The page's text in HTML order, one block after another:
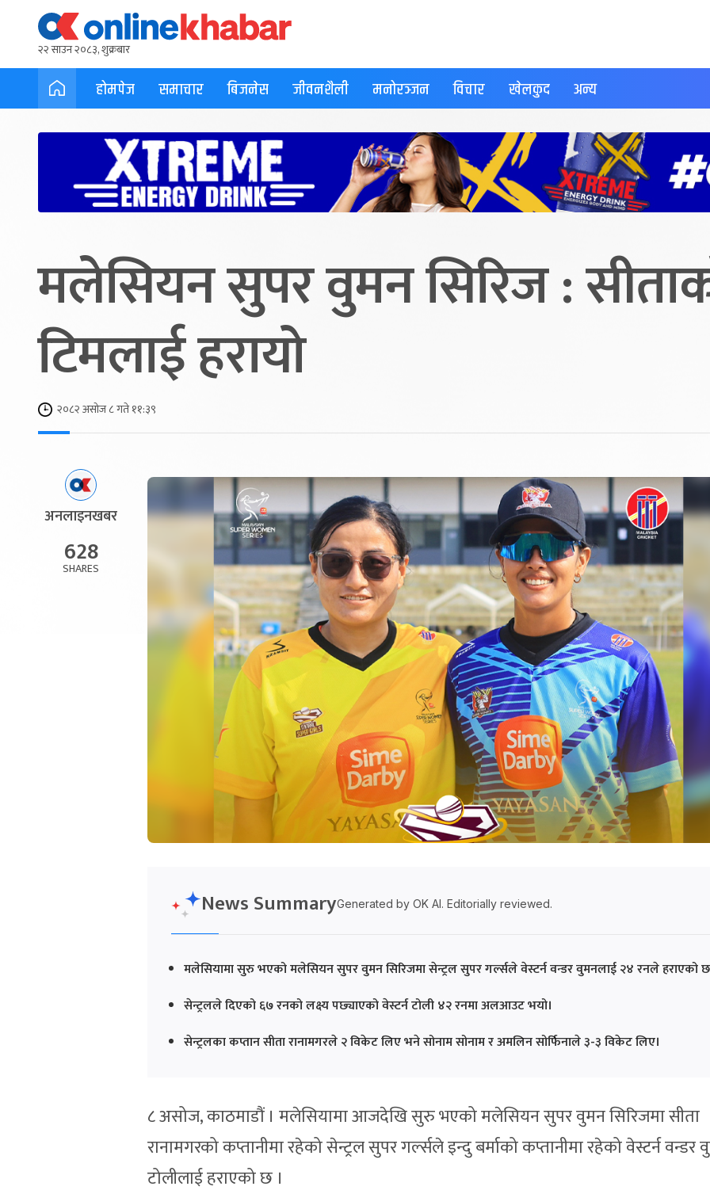
२२ साउन २०८३, शुक्रबार
होमपेज समाचार बिजनेस जीवनशैली मनोरञ्जन विचार खेलकुद अन्य
मलेसियन सुपर वुमन सिरिज :
टिमलाई हरायो
२०८२ असोज ८ गते ११:३९
अनलाइनखबर
628
SHARES
News SummaryGenerated by OK AI. Editorially reviewed.
मलेसियामा सुरु भएको मलेसियन सुपर वुमन सिरिजमा सेन्ट्रल सुपर गर्ल्सले वेस्टर्न वन्डर वुमनलाई २४ रनले हराएको
सेन्ट्रलले दिएको ६७ रनको लक्ष्य पछ्याएको वेस्टर्न टोली ४२ रनमा अलआउट भयो।
सेन्ट्रलका कप्तान सीता रानामगरले २ विकेट लिए भने सोनाम सोनाम र अमलिन सोर्फिनाले ३-३ विकेट लिए।
८ असोज, काठमाडौं । मलेसियामा आजदेखि सुरु भएको मलेसियन सुपर वुमन सिरिजमा सीता
रानामगरको कप्तानीमा रहेको सेन्ट्रल सुपर गर्ल्सले इन्दु बर्माको कप्तानीमा रहेको वेस्टर्न वन्डर
टोलीलाई हराएको छ ।